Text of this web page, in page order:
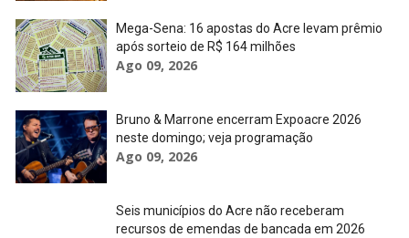
Mega-Sena: 16 apostas do Acre levam prêmio
após sorteio de R$ 164 milhões
Ago 09, 2026
Bruno & Marrone encerram Expoacre 2026
neste domingo; veja programação
Ago 09, 2026
Seis municípios do Acre não receberam
recursos de emendas de bancada em 2026